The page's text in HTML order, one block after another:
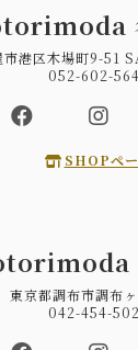
市港区木場町9-51
052-602-
SHOPペ
東京都調布市調布
042-454-